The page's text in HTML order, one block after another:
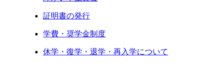
証明書の発行
学費・奨学金制度
休学・復学・退学・再入学について